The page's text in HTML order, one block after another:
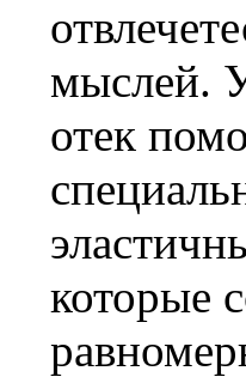
мыслей.
отек
которые